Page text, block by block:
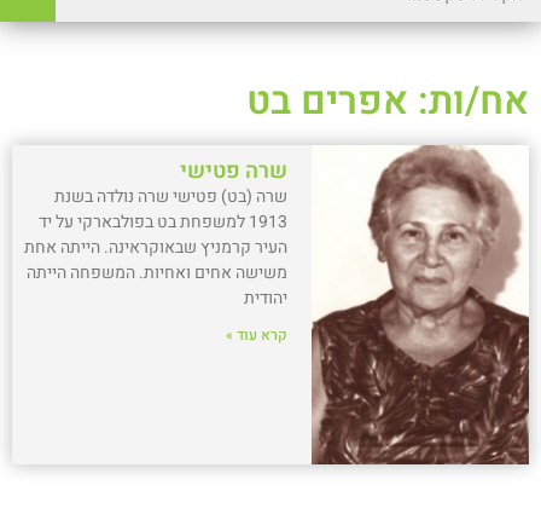
אח/ות: אפרים בט
שרה פטישי
שרה (בט) פטישי שרה נולדה בשנת
1913 למשפחת בט בפולבארקי על יד
העיר קרמניץ שבאוקראינה. הייתה אחת
משישה אחים ואחיות. המשפחה הייתה
יהודית
קרא עוד »